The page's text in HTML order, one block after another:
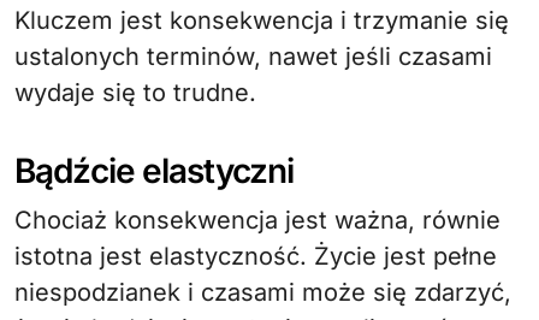
Kluczem jest konsekwencja i trzymanie się
ustalonych terminów, nawet jeśli czasami
wydaje się to trudne.
Bądźcie elastyczni
Chociaż konsekwencja jest ważna, równie
istotna jest elastyczność. Życie jest pełne
niespodzianek i czasami może się zdarzyć,